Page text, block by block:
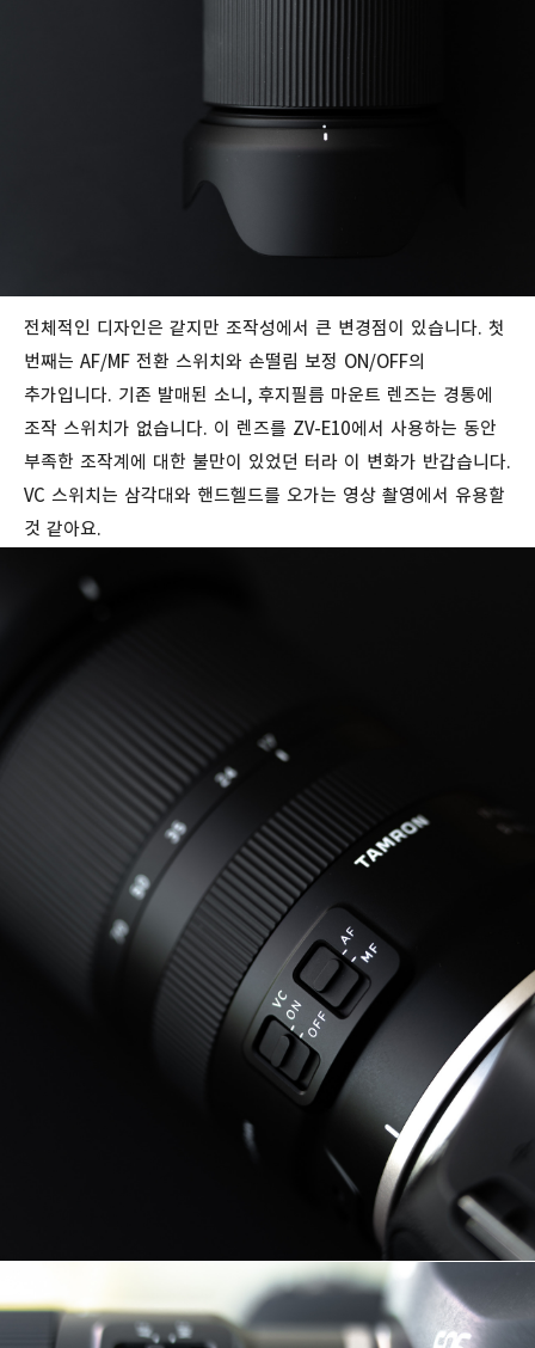
전체적인 디자인은 같지만 조작성에서 큰 변경점이 있습니다. 첫
번째는 AF/MF 전환 스위치와 손떨림 보정 ON/OFF의
추가입니다. 기존 발매된 소니, 후지필름 마운트 렌즈는 경통에
조작 스위치가 없습니다. 이 렌즈를 ZV-E10에서 사용하는 동안
부족한 조작계에 대한 불만이 있었던 터라 이 변화가 반갑습니다.
VC 스위치는 삼각대와 핸드헬드를 오가는 영상 촬영에서 유용할
것 같아요.